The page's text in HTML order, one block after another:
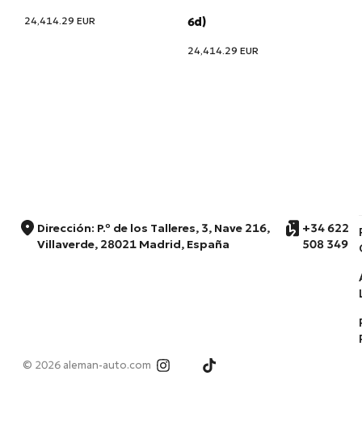
24,414.29 EUR 6d)
24,414.29 EUR
Dirección: P.º de los Talleres, 3, Nave 216,
Villaverde, 28021 Madrid, España
+34 622
508 349
© 2026 aleman-auto.com